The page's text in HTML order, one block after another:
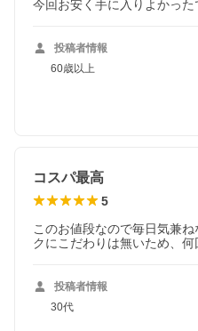
投稿者情報
60歳以上
コスパ最高
5
このお値段なので毎日気兼
クにこだわりは無いため、何
投稿者情報
30代